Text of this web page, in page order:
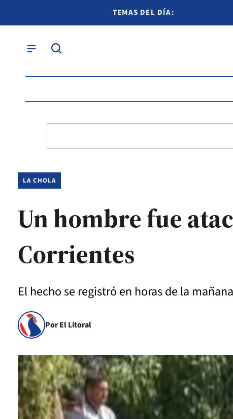
TEMAS DEL DÍA:
LA CHOLA
Un hombre fue
Corrientes
El hecho se registró en horas de la
Por El Litoral